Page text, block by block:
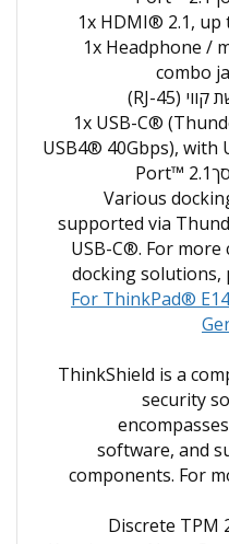
1x HDMI® 2.1, up
1x Headphone /
combo
1x USB-C®
USB4® 40Gbps), with
Various
supported via
USB-C®. For more
docking solutions,
תחנת עגינה For ThinkPad® E14
ThinkShield is a
security
software, and
components. For
Discrete TPM